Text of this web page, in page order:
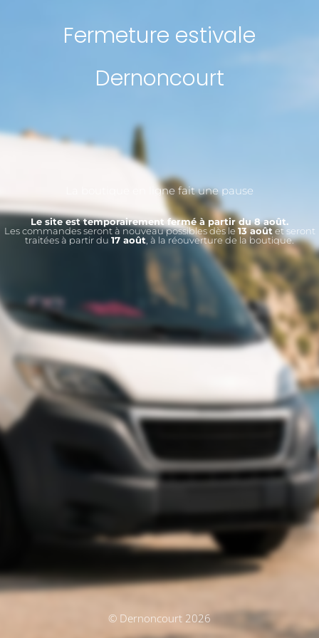
Fermeture estivale
Dernoncourt
La boutique en ligne fait une pause
Le site est temporairement fermé à partir du 8 août.
Les commandes seront à nouveau possibles dès le 13 août et seront
traitées à partir du 17 août , à la réouverture de la boutique.
© Dernoncourt 2026